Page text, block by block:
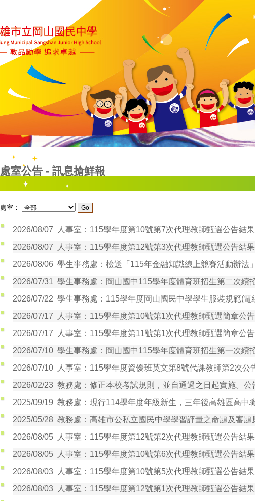
處室公告 - 訊息搶鮮報
處室：
2026/08/07 人事室：115學年度第10號第7次代理教師甄選公告結果
2026/08/07
人事室：115學年度第12號第3次代理教師甄選公告結果
2026/08/06 學生事務處：檢送「115年金融知識線上競賽活動辦法」
2026/07/31 學生事務處：岡山國中115學年度體育班招生第二次續
2026/07/22 學生事務處：115學年度岡山國民中學學生服裝規範(電
2026/07/17
人事室：115學年度第10號第1次代理教師甄選簡章公告
2026/07/17
人事室：115學年度第11號第1次代理教師甄選簡章公告
2026/07/10 學生事務處：岡山國中115學年度體育班招生第一次續
2026/07/10
人事室：115學年度資優班英文第8號代課教師第2次公
2026/02/23 教務處：修正本校考試規則，並自通過之日起實施。公
2025/09/19 教務處：現行114學年度年級新生，三年後高雄區高中
2025/05/28 教務處：高雄市公私立國民中學學習評量之命題及審題
2026/08/05
人事室：115學年度第12號第2次代理教師甄選公告結果
2026/08/05
人事室：115學年度第10號第6次代理教師甄選公告結果
2026/08/03
人事室：115學年度第10號第5次代理教師甄選公告結果
2026/08/03
人事室：115學年度第12號第1次代理教師甄選公告結果